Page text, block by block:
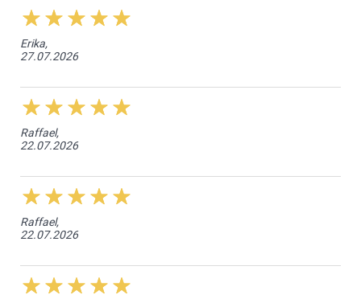
Erika,
27.07.2026
Raffael,
22.07.2026
Raffael,
22.07.2026